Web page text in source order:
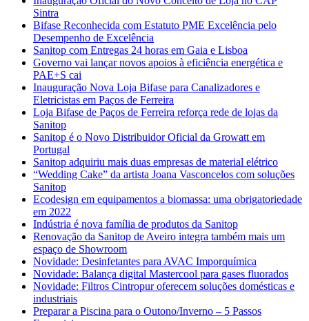
Sintra
Bifase Reconhecida com Estatuto PME Excelência pelo
Desempenho de Excelência
Sanitop com Entregas 24 horas em Gaia e Lisboa
Governo vai lançar novos apoios à eficiência energética e
PAE+S cai
Inauguração Nova Loja Bifase para Canalizadores e
Eletricistas em Paços de Ferreira
Loja Bifase de Paços de Ferreira reforça rede de lojas da
Sanitop
Sanitop é o Novo Distribuidor Oficial da Growatt em
Portugal
Sanitop adquiriu mais duas empresas de material elétrico
“Wedding Cake” da artista Joana Vasconcelos com soluções
Sanitop
Ecodesign em equipamentos a biomassa: uma obrigatoriedade
em 2022
Indústria é nova família de produtos da Sanitop
Renovação da Sanitop de Aveiro integra também mais um
espaço de Showroom
Novidade: Desinfetantes para AVAC Imporquímica
Novidade: Balança digital Mastercool para gases fluorados
Novidade: Filtros Cintropur oferecem soluções domésticas e
industriais
Preparar a Piscina para o Outono/Inverno – 5 Passos